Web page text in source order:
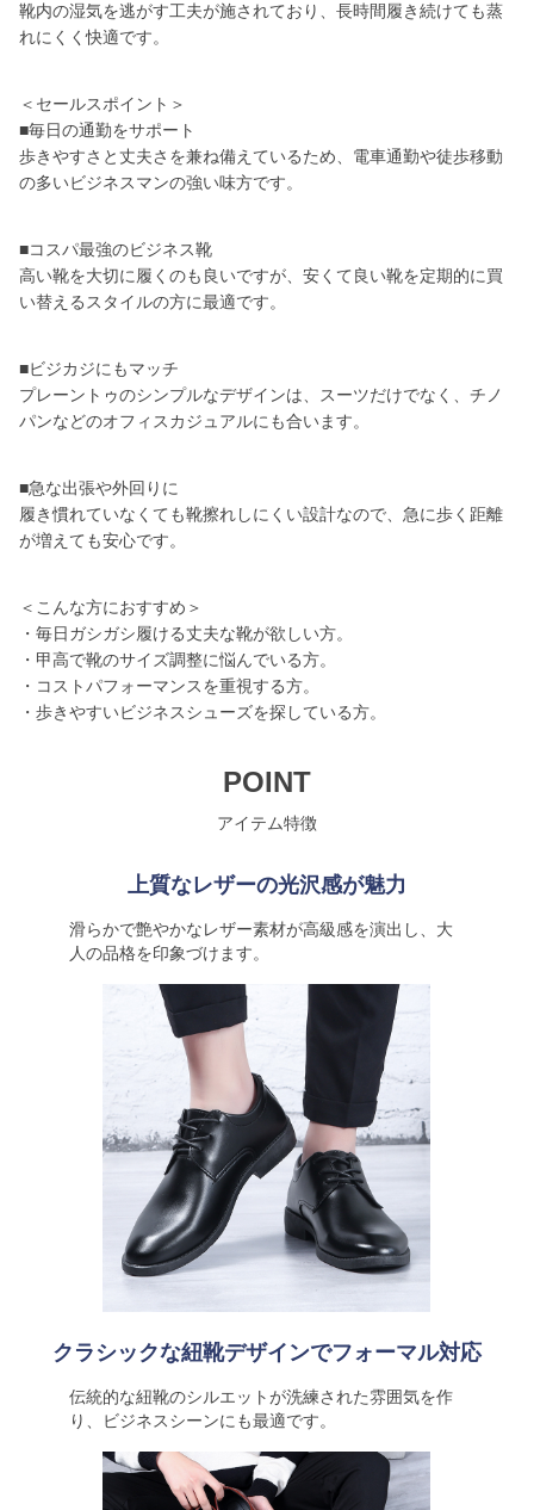
靴内の湿気を逃がす工夫が施されており、長時間履き続けても蒸
れにくく快適です。
＜セールスポイント＞
■毎日の通勤をサポート
歩きやすさと丈夫さを兼ね備えているため、電車通勤や徒歩移動
の多いビジネスマンの強い味方です。
■コスパ最強のビジネス靴
高い靴を大切に履くのも良いですが、安くて良い靴を定期的に買
い替えるスタイルの方に最適です。
■ビジカジにもマッチ
プレーントゥのシンプルなデザインは、スーツだけでなく、チノ
パンなどのオフィスカジュアルにも合います。
■急な出張や外回りに
履き慣れていなくても靴擦れしにくい設計なので、急に歩く距離
が増えても安心です。
＜こんな方におすすめ＞
・毎日ガシガシ履ける丈夫な靴が欲しい方。
・甲高で靴のサイズ調整に悩んでいる方。
・コストパフォーマンスを重視する方。
・歩きやすいビジネスシューズを探している方。
POINT
アイテム特徴
上質なレザーの光沢感が魅力
滑らかで艶やかなレザー素材が高級感を演出し、大
人の品格を印象づけます。
クラシックな紐靴デザインでフォーマル対応
伝統的な紐靴のシルエットが洗練された雰囲気を作
り、ビジネスシーンにも最適です。